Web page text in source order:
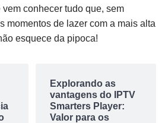
conhecer tudo que, sem
momentos de lazer com a mais alta
esquece da pipoca!
Explorando as
vantagens do IPTV
Smarters Player:
Valor para os